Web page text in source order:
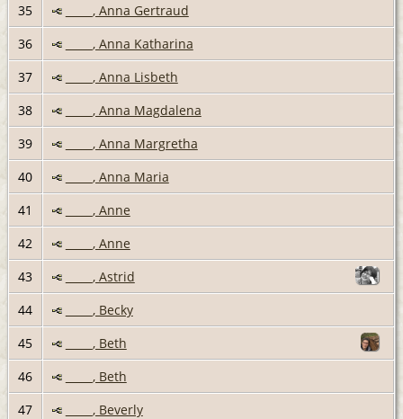
35
_____, Anna Gertraud
36
_____, Anna Katharina
37
_____, Anna Lisbeth
38
_____, Anna Magdalena
39
_____, Anna Margretha
40
_____, Anna Maria
41
_____, Anne
42
_____, Anne
43
_____, Astrid
44
_____, Becky
45
_____, Beth
46
_____, Beth
47
_____, Beverly